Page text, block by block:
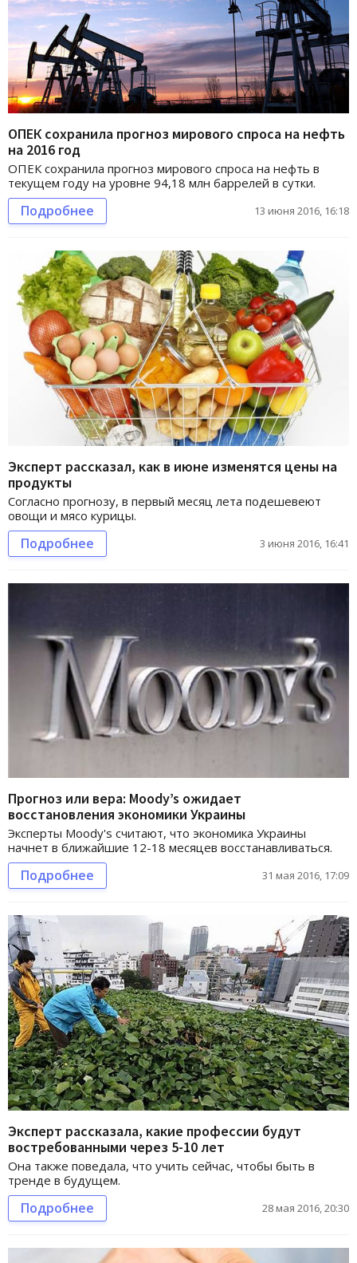
ОПЕК сохранила прогноз мирового спроса на нефть
на 2016 год
ОПЕК сохранила прогноз мирового спроса на нефть в
текущем году на уровне 94,18 млн баррелей в сутки.
Подробнее 13 июня 2016, 16:18
Эксперт рассказал, как в июне изменятся цены на
продукты
Согласно прогнозу, в первый месяц лета подешевеют
овощи и мясо курицы.
Подробнее 3 июня 2016, 16:41
Прогноз или вера: Moody’s ожидает
восстановления экономики Украины
Эксперты Moody's считают, что экономика Украины
начнет в ближайшие 12-18 месяцев восстанавливаться.
Подробнее 31 мая 2016, 17:09
Эксперт рассказала, какие профессии будут
востребованными через 5-10 лет
Она также поведала, что учить сейчас, чтобы быть в
тренде в будущем.
Подробнее 28 мая 2016, 20:30